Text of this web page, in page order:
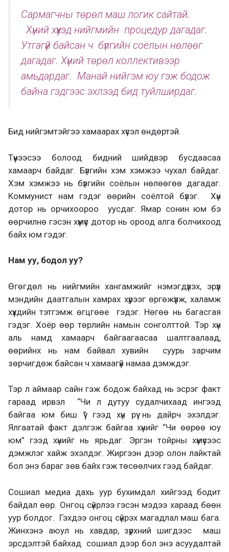
Сармагчны төрөл маш логик сайтай.
Хүний хүүхэд нийгмийн процедур дагадаг.
Утгагүй байсан ч бүлгийн соёлын нөлөөг
дагадаг. Хүний төрөл коллективээр
амьдардаг. Манай нийгэм юу гэж бодож
байна гэдгээс эхлээд бид туйлширдаг.
Бид нийгэмтэйгээ хамаарах хүсэл өндөртэй.
Түүнээсээ болоод бидний шийдвэр бусдаасаа
хамаарч байдаг. Бүлгийн хэм хэмжээ чухал байдаг.
Хэм хэмжээ нь бүлгийн соёлын нөлөөгөө дагадаг.
Коммунист нам гэдэг өөрийн соёлтой бүлэг. Хүн
дотор нь орчихоороо уусдаг. Ямар сонин юм бэ
өөрчилнө гэсэн хүмүүс дотор нь ороод алга болчихоод
байх юм гэдэг.
Нам уу, бодол уу?
Өгөгдөл нь нийгмийн хангамжийг нэмэгдүүлэх, эрүүл
мэндийн даатгалын хамрах хүрээг өргөжүүлж, халамж
хүүхдийн тэтгэмж өгцгөөе гэдэг. Нөгөө нь багасгая
гэдэг. Хоёр өөр төрлийн намын сонголттой. Тэр хүн
аль намд хамаарч байгаагаасаа шалтгаалаад,
өөрийнх нь нам байвал хувийн суурь зарчим
зөрчигдөж байсан ч хамаагүй намаа дэмждэг.
Тэр л аймаар сайн гэж бодож байхад нь эсрэг факт
гараад ирвэл “Чи л дутуу судалчихаад ингээд
байгаа юм биш үү” гээд хүн рүү нь дайрч эхэлдэг.
Ялгаатай факт дэлгэж байгаа хүнийг “Чи өөрөө юу
юм” гээд хүнийг нь ярьдаг. Эргэн тойрны хүмүүсээс
дэмжлэг хайж эхэлдэг. Жиргээн дээр олон лайктай
бол энэ бараг зөв байх гэж төсөөлчих гээд байдаг.
Сошиал медиа дахь уур бухимдал хийгээд бодит
байдал өөр. Онгоц сүйрлээ гэсэн мэдээ хараад бөөн
уур болдог. Гэхдээ онгоц сүйрэх магадлал маш бага.
Жинхэнэ аюул нь хавдар, зүрхний шигдээс маш
эрсдэлтэй байхад сошиал дээр бол энэ асуудалтай